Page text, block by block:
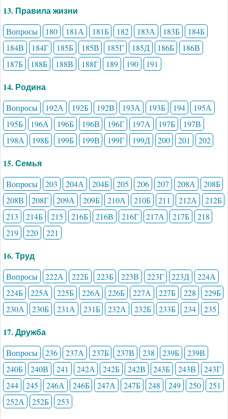
13. Правила жизни
Вопросы 180 181А 181Б 182 183А 183Б
184Б
184В
184Г 185Б 185В 185Г 185Д 186Б
186В
187Б
188Б 188В 188Г 189 190 191
14. Родина
Вопросы 192А 192Б 192В 193А 193Б 194
195А
195Б
196А 196Б 196В 196Г 197А 197Б
197В
198А
198Б 199Б 199В 199Г 199Д 200 201 202
15. Семья
Вопросы 203 204А 204Б 205 206 207 208А
208Б
208В
208Г 209А 209Б 210А 210Б 211 212А
212Б
213
214Б 215 216Б 216В 216Г 217А 217Б
218
219
220 221
16. Труд
Вопросы 222А 222Б 223Б 223В 223Г 223Д
224А
224Б
225А 225Б 226А 226Б 227А 227Б 228
229Б
230А
230Б 231А 231Б 232А 232Б 233Б 234 235
17. Дружба
Вопросы 236 237А 237Б 237В 238 239Б
239В
240Б
240В 241 242А 242Б 242В 243Б 243В
243Г
244
245 246А 246Б 247А 247Б 248 249 250
251
252А
252Б 253